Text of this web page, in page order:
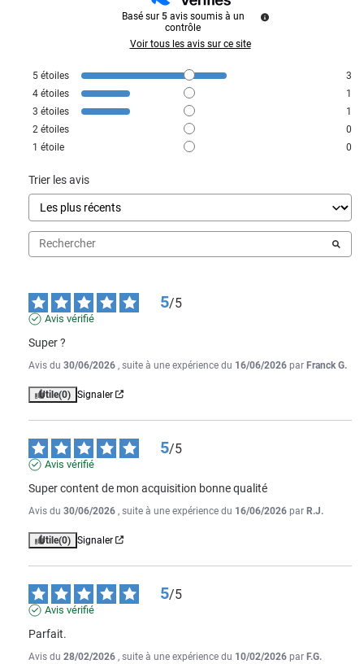
Basé sur 5 avis soumis à un
contrôle
Voir tous les avis sur ce site
5 étoiles
3
4 étoiles
1
3 étoiles
1
2 étoiles
0
1 étoile 0
Trier les avis
5/5
Avis vérifié
Super ?
Avis du 30/06/2026 , suite à une expérience du 16/06/2026 par Franck G.
Utile(0) Signaler
5/5
Avis vérifié
Super content de mon acquisition bonne qualité
Avis du 30/06/2026 , suite à une expérience du 16/06/2026 par R.J.
Utile(0) Signaler
5/5
Avis vérifié
Parfait.
Avis du 28/02/2026 , suite à une expérience du 10/02/2026 par F.G.